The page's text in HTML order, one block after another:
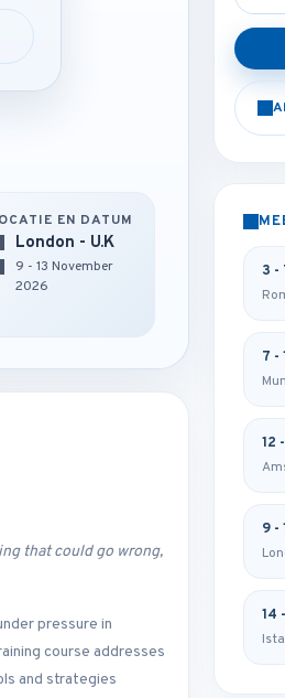
en locaties
en locaties
EN DATUM
London - U.K
9 - 13 November
2026
that could go wrong,
pressure in
course addresses
and strategies
3 -
7 -
12
9 -
14